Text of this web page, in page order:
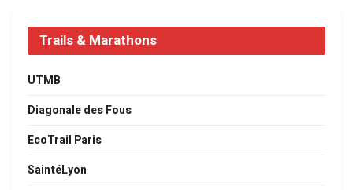
Trails & Marathons
UTMB
Diagonale des Fous
EcoTrail Paris
SaintéLyon